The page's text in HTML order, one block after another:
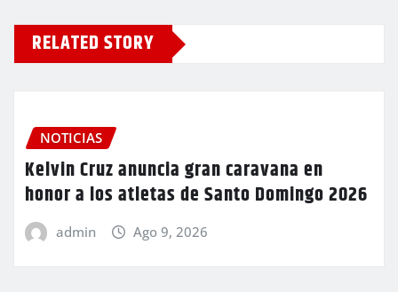
RELATED STORY
NOTICIAS
Kelvin Cruz anuncia gran caravana en
honor a los atletas de Santo Domingo 2026
admin Ago 9, 2026